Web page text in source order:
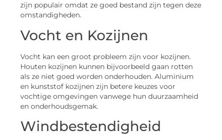
zijn populair omdat ze goed bestand zijn tegen deze
omstandigheden.
Vocht en Kozijnen
Vocht kan een groot probleem zijn voor kozijnen.
Houten kozijnen kunnen bijvoorbeeld gaan rotten
als ze niet goed worden onderhouden. Aluminium
en kunststof kozijnen zijn betere keuzes voor
vochtige omgevingen vanwege hun duurzaamheid
en onderhoudsgemak.
Windbestendigheid